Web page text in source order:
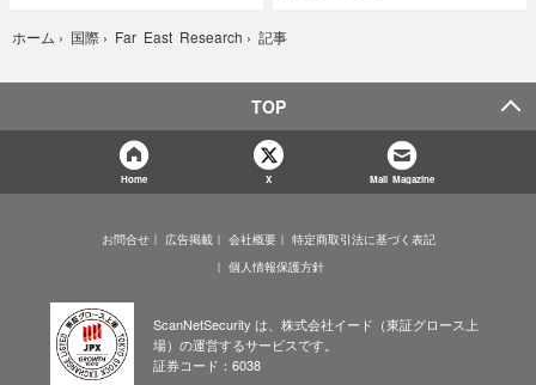
ホーム › 国際 › Far East Research › 記事
TOP
Home X Mail Magazine
お問合せ 広告掲載 会社概要
特定商取引法に基づく表記
個人情報保護方針
ScanNetSecurity は、株式会社イード（東証グロース上
場）の運営するサービスです。
証券コード：6038